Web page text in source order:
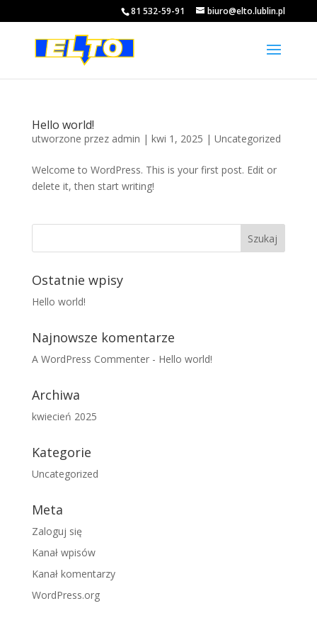
81 532-59-91 biuro@elto.lublin.pl
Hello world!
utworzone przez admin | kwi 1, 2025 | Uncategorized
Welcome to WordPress. This is your first post. Edit or
delete it, then start writing!
Ostatnie wpisy
Hello world!
Najnowsze komentarze
A WordPress Commenter- Hello world!
Archiwa
kwiecień 2025
Kategorie
Uncategorized
Meta
Zaloguj się
Kanał wpisów
Kanał komentarzy
WordPress.org